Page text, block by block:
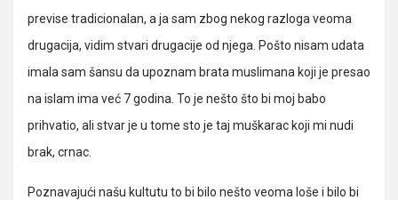
previse tradicionalan, a ja sam zbog nekog razloga veoma
drugacija, vidim stvari drugacije od njega. Pošto nisam udata
imala sam šansu da upoznam brata muslimana koji je presao
na islam ima već 7 godina. To je nešto što bi moj babo
prihvatio, ali stvar je u tome sto je taj muškarac koji mi nudi
brak, crnac.
Poznavajući našu kultutu to bi bilo nešto veoma loše i bilo bi